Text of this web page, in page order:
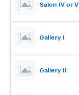
Salon IV or V
Gallery I
Gallery II